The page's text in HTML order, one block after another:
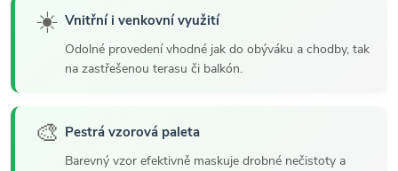
☀️ Vnitřní i venkovní využití
Odolné provedení vhodné jak do obýváku a chodby, tak
na zastřešenou terasu či balkón.
🎨 Pestrá vzorová paleta
Barevný vzor efektivně maskuje drobné nečistoty a